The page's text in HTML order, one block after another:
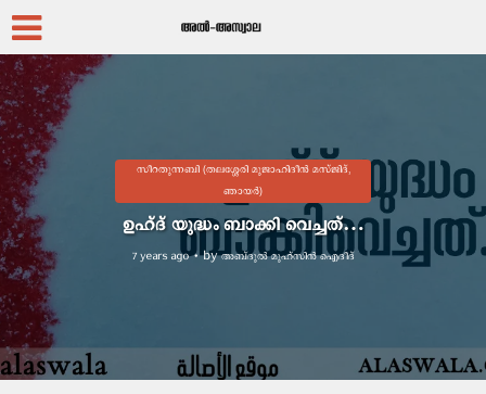
സീറതുന്നബി (തലശ്ശേരി മുജാഹിദീൻ മസ്ജിദ്,
ഞായർ)
ഉഹ്ദ് യുദ്ധം ബാക്കി വെച്ചത്…
7 years ago byഅബ്ദുല്‍ മുഹ്സിന്‍ ഐദീദ്